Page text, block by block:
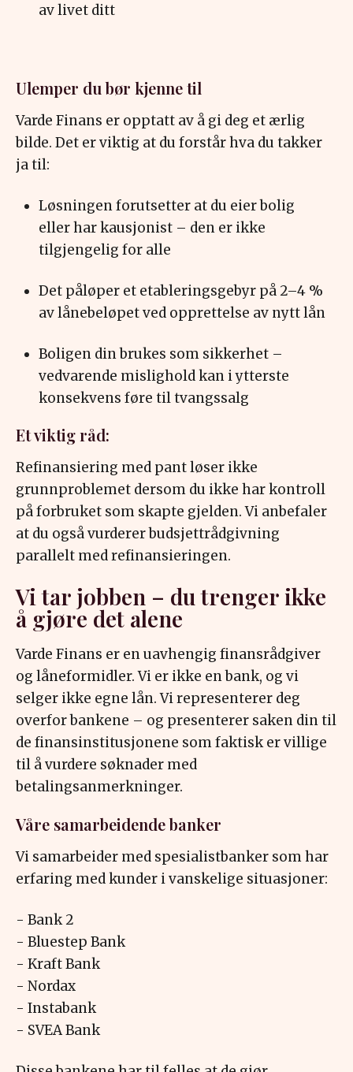
av livet ditt
Ulemper du bør kjenne til
Varde Finans er opptatt av å gi deg et ærlig
bilde. Det er viktig at du forstår hva du takker
ja til:
Løsningen forutsetter at du eier bolig
eller har kausjonist – den er ikke
tilgjengelig for alle
Det påløper et etableringsgebyr på 2–4 %
av lånebeløpet ved opprettelse av nytt lån
Boligen din brukes som sikkerhet –
vedvarende mislighold kan i ytterste
konsekvens føre til tvangssalg
Et viktig råd:
Refinansiering med pant løser ikke
grunnproblemet dersom du ikke har kontroll
på forbruket som skapte gjelden. Vi anbefaler
at du også vurderer budsjettrådgivning
parallelt med refinansieringen.
Vi tar jobben – du trenger ikke
å gjøre det alene
Varde Finans er en uavhengig finansrådgiver
og låneformidler. Vi er ikke en bank, og vi
selger ikke egne lån. Vi representerer deg
overfor bankene – og presenterer saken din til
de finansinstitusjonene som faktisk er villige
til å vurdere søknader med
betalingsanmerkninger.
Våre samarbeidende banker
Vi samarbeider med spesialistbanker som har
erfaring med kunder i vanskelige situasjoner:
- Bank 2
- Bluestep Bank
- Kraft Bank
- Nordax
- Instabank
- SVEA Bank